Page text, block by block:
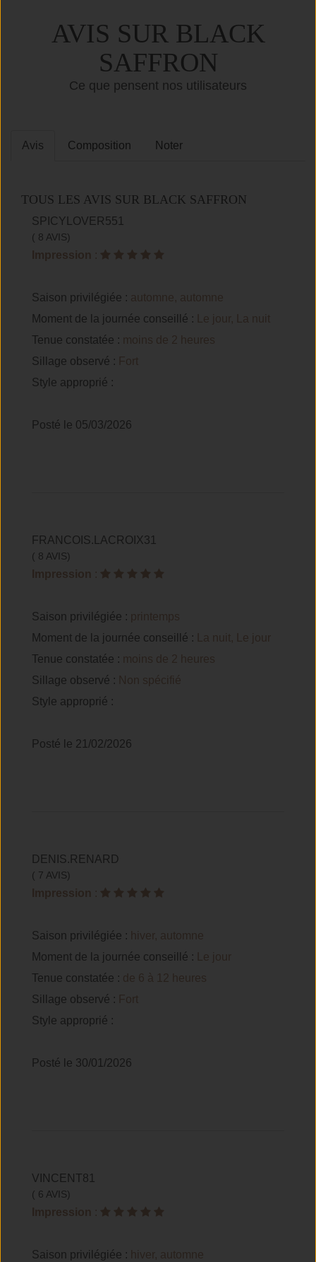
AVIS SUR BLACK
SAFFRON
Ce que pensent nos utilisateurs
Avis Composition Noter
TOUS LES AVIS SUR BLACK SAFFRON
SPICYLOVER551
( 8 AVIS)
Impression :
Saison privilégiée : automne, automne
Moment de la journée conseillé :
Le jour, La nuit
Tenue constatée :
moins de 2 heures
Sillage observé : Fort
Style approprié :
Posté le 05/03/2026
FRANCOIS.LACROIX31
( 8 AVIS)
Impression :
Saison privilégiée : printemps
Moment de la journée conseillé :
La nuit, Le jour
Tenue constatée :
moins de 2 heures
Sillage observé : Non spécifié
Style approprié :
Posté le 21/02/2026
DENIS.RENARD
( 7 AVIS)
Impression :
Saison privilégiée : hiver, automne
Moment de la journée conseillé :
Le jour
Tenue constatée : de 6 à 12 heures
Sillage observé : Fort
Style approprié :
Posté le 30/01/2026
VINCENT81
( 6 AVIS)
Impression :
Saison privilégiée : hiver, automne